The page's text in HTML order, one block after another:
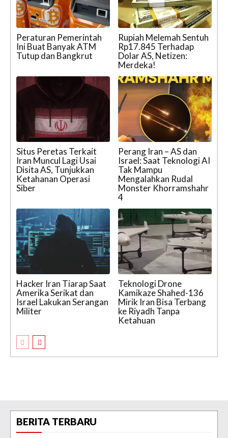
Peraturan Pemerintah
Ini Buat Banyak ATM
Tutup dan Bangkrut
Rupiah Melemah Sentuh
Rp17.845 Terhadap
Dolar AS, Netizen:
Merdeka!
Situs Peretas Terkait
Iran Muncul Lagi Usai
Disita AS, Tunjukkan
Ketahanan Operasi
Siber
Perang Iran – AS dan
Israel: Saat Teknologi AI
Tak Mampu
Mengalahkan Rudal
Monster Khorramshahr
4
Hacker Iran Tiarap Saat
Amerika Serikat dan
Israel Lakukan Serangan
Militer
Teknologi Drone
Kamikaze Shahed-136
Mirik Iran Bisa Terbang
ke Riyadh Tanpa
Ketahuan
BERITA TERBARU